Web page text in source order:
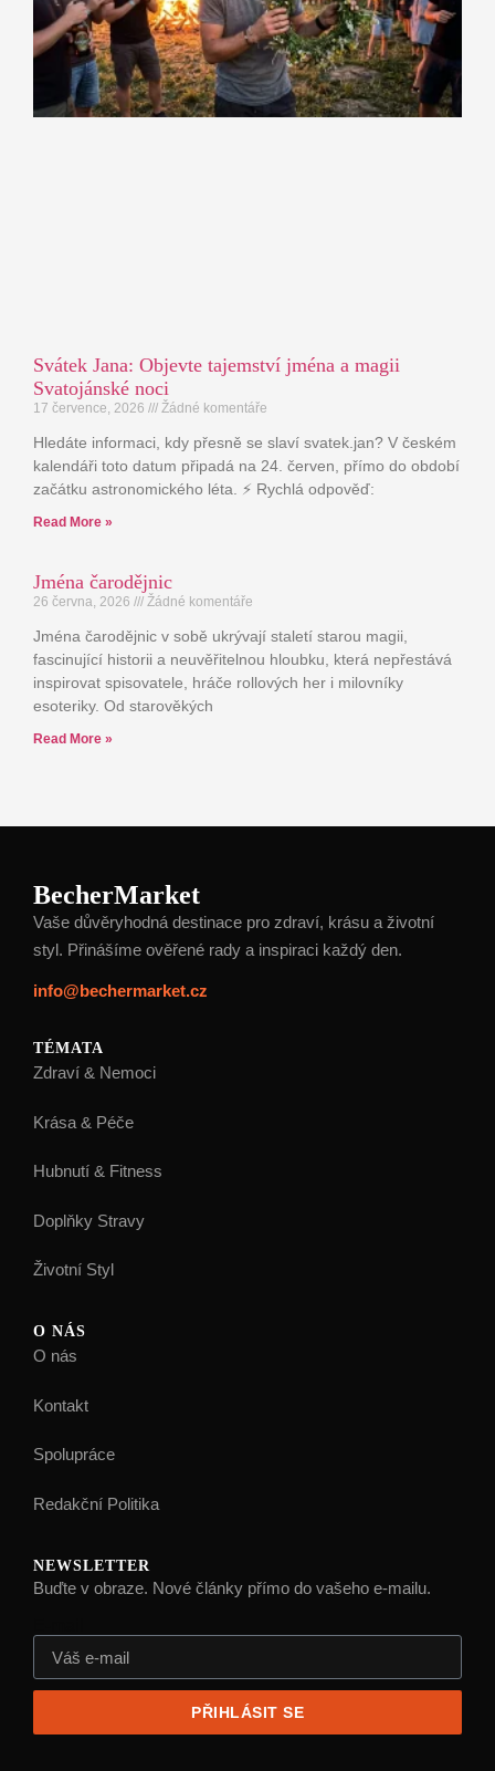
Svátek Jana: Objevte tajemství jména a magii
Svatojánské noci
17 července, 2026 Žádné komentáře
Hledáte informaci, kdy přesně se slaví svatek.jan? V českém
kalendáři toto datum připadá na 24. červen, přímo do období
začátku astronomického léta. ⚡ Rychlá odpověď:
Read More »
Jména čarodějnic
26 června, 2026 Žádné komentáře
Jména čarodějnic v sobě ukrývají staletí starou magii,
fascinující historii a neuvěřitelnou hloubku, která nepřestává
inspirovat spisovatele, hráče rollových her i milovníky
esoteriky. Od starověkých
Read More »
BecherMarket
Vaše důvěryhodná destinace pro zdraví, krásu a životní
styl. Přinášíme ověřené rady a inspiraci každý den.
info@bechermarket.cz
TÉMATA
Zdraví & Nemoci
Krása & Péče
Hubnutí & Fitness
Doplňky Stravy
Životní Styl
O NÁS
O nás
Kontakt
Spolupráce
Redakční Politika
NEWSLETTER
Buďte v obraze. Nové články přímo do vašeho e-mailu.
PŘIHLÁSIT SE